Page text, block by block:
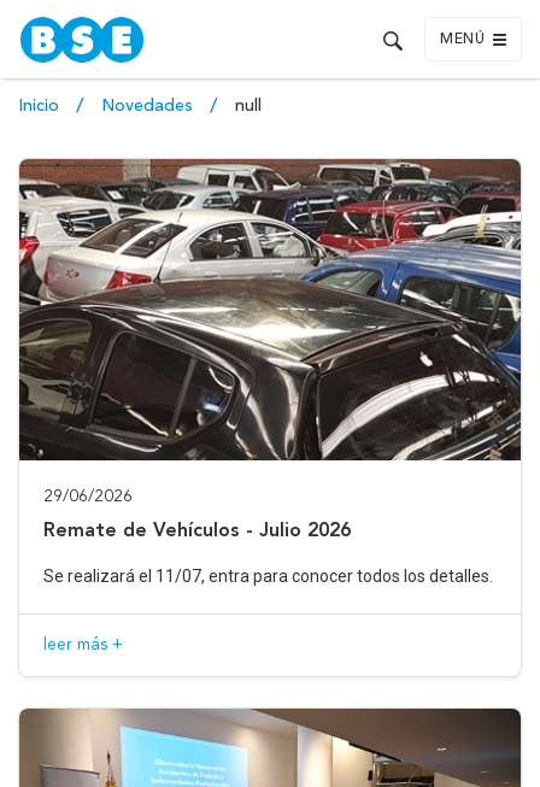
MENÚ
Inicio Novedades null
29/06/2026
Remate de Vehículos - Julio 2026
Se realizará el 11/07, entra para conocer todos los detalles.
leer más +